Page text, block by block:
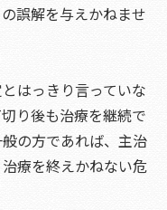
誤解を与えかねませ
はっきり言っていな
り後も治療を継続で
の方であれば、主治
療を終えかねない危